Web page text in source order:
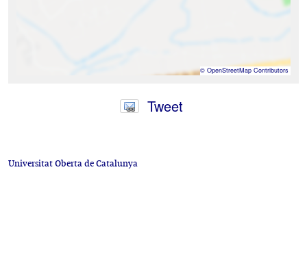
© OpenStreetMap Contributors
Tweet
Universitat Oberta de Catalunya